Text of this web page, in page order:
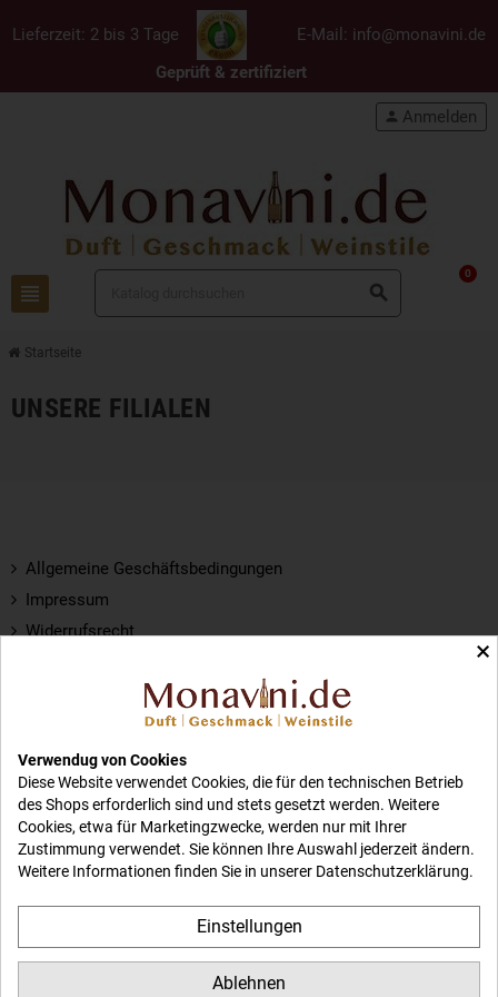
Lieferzeit: 2 bis 3 Tage
E-Mail: info@monavini.de
Geprüft & zertifiziert
view_headline search
person Anmelden
0
Startseite
UNSERE FILIALEN
Allgemeine Geschäftsbedingungen
Impressum
Widerrufsrecht
Versand und Zahlung
Weinwissen Weinsprache
Wein - Qualitätsstufen
Rebsorten
Jugendschutz
Weinglossar
Kontakt
Sitemap
© 2023 monavini.de - Weitere Fragen? E-Mail: info@monavini.de
×
Verwendug von Cookies
Diese Website verwendet Cookies, die für den technischen Betrieb
des Shops erforderlich sind und stets gesetzt werden. Weitere
Cookies, etwa für Marketingzwecke, werden nur mit Ihrer
Zustimmung verwendet. Sie können Ihre Auswahl jederzeit ändern.
Weitere Informationen finden Sie in unserer Datenschutzerklärung.
Einstellungen
Ablehnen